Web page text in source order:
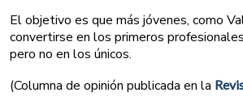
El objetivo es que más jóvenes, como
convertirse en los primeros
pero no en los únicos.
(Columna de opinión publicada en la